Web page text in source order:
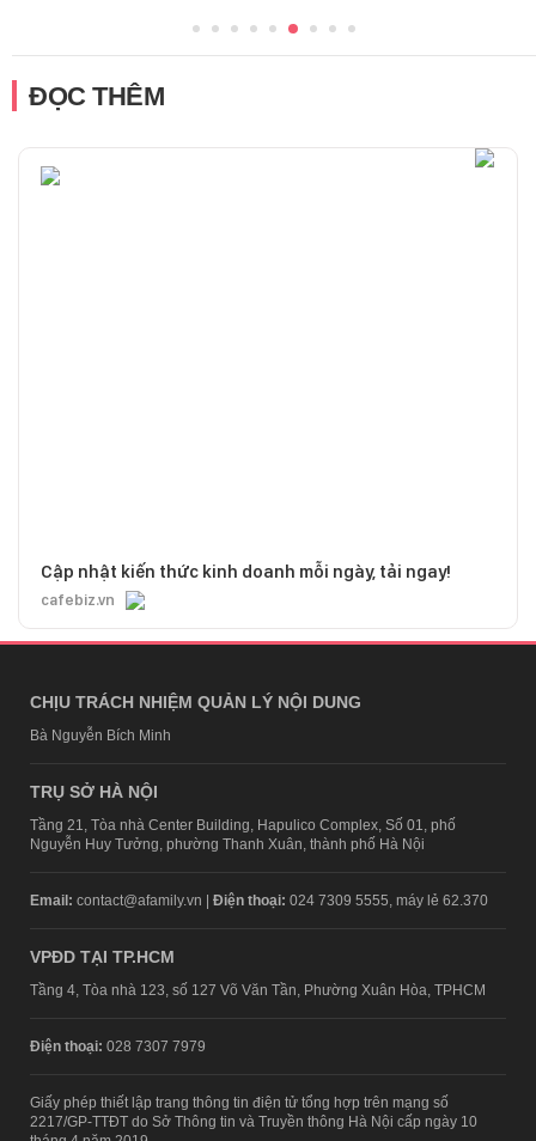
ĐỌC THÊM
Cập nhật kiến thức kinh doanh mỗi ngày, tải ngay!
cafebiz.vn
CHỊU TRÁCH NHIỆM QUẢN LÝ NỘI DUNG
Bà Nguyễn Bích Minh
TRỤ SỞ HÀ NỘI
Tầng 21, Tòa nhà Center Building, Hapulico Complex, Số 01, phố
Nguyễn Huy Tưởng, phường Thanh Xuân, thành phố Hà Nội
Email: contact@afamily.vn | Điện thoại: 024 7309 5555, máy lẻ 62.370
VPĐD TẠI TP.HCM
Tầng 4, Tòa nhà 123, số 127 Võ Văn Tần, Phường Xuân Hòa, TPHCM
Điện thoại: 028 7307 7979
Giấy phép thiết lập trang thông tin điện tử tổng hợp trên mạng số
2217/GP-TTĐT do Sở Thông tin và Truyền thông Hà Nội cấp ngày 10